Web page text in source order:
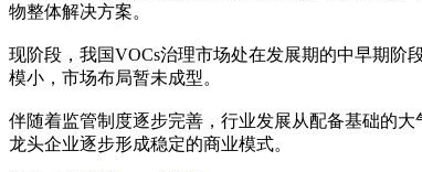
物整体解决方案。
现阶段，我国VOCs治理市场处在发展期的中早期阶
模小，市场布局暂未成型。
伴随着监管制度逐步完善，行业发展从配备基础的
龙头企业逐步形成稳定的商业模式。